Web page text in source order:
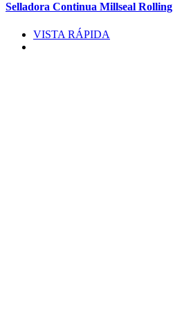
Selladora Continua Millseal Rolling
VISTA RÁPIDA